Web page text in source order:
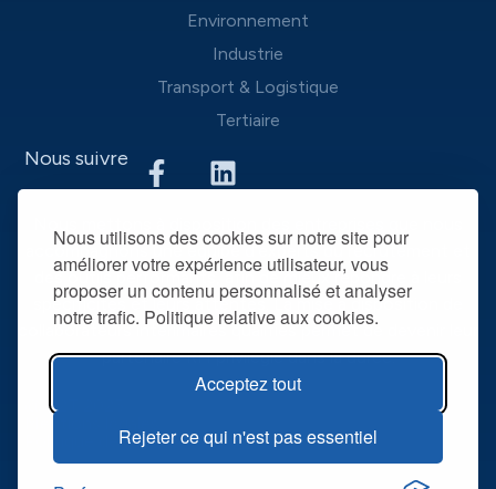
Nous utilisons des cookies sur notre site pour
améliorer votre expérience utilisateur, vous
proposer un contenu personnalisé et analyser
notre trafic. Politique relative aux cookies.
Acceptez tout
Rejeter ce qui n'est pas essentiel
Environnement
Industrie
Transport & Logistique
Tertiaire
Nous suivre
accompagnons une équipe d’experts du recrutement et
des outils performants, afin de mieux répondre à leurs
spécificités et leurs attentes. La mise à disposition de
collaborateurs intérimaires qualifiés permet de devenir leur
partenaire RH privilégié dans la durée.
@ R2T 2025
Politique de confidentialité